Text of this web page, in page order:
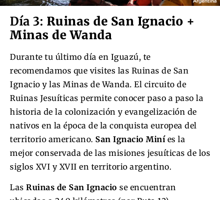
Día 3: Ruinas de San Ignacio +
Minas de Wanda
Durante tu último día en Iguazú, te
recomendamos que visites las Ruinas de San
Ignacio y las Minas de Wanda. El circuito de
Ruinas Jesuíticas permite conocer paso a paso la
historia de la colonización y evangelización de
nativos en la época de la conquista europea del
territorio americano. San Ignacio Miníes la
mejor conservada de las misiones jesuíticas de los
siglos XVI y XVII en territorio argentino.
Las Ruinas de San Ignacio se encuentran